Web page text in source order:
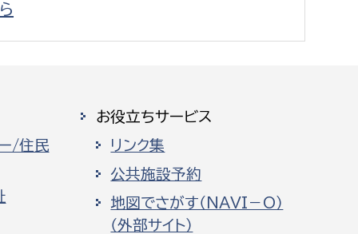
/住民
お役立ちサービス
リンク集
公共施設予約
地図でさがす（NAVI－O）
（外部サイト）